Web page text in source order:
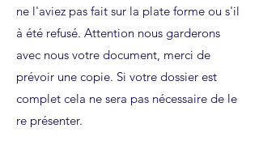
ne l'aviez pas fait sur la plate forme ou s'il
à été refusé. Attention nous garderons
avec nous votre document, merci de
prévoir une copie. Si votre dossier est
complet cela ne sera pas nécessaire de le
re présenter.